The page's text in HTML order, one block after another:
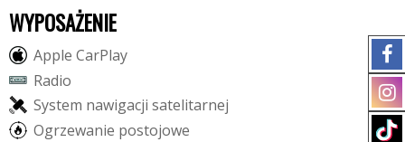
WYPOSAŻENIE
Apple CarPlay
Radio
System nawigacji satelitarnej
Ogrzewanie postojowe